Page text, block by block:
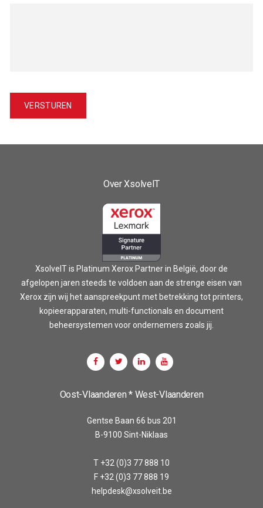
Over XsolveIT
XsolveIT is Platinum Xerox Partner in België, door de
afgelopen jaren steeds te voldoen aan de strenge eisen van
Xerox zijn wij het aanspreekpunt met betrekking tot printers,
kopieerapparaten, multi-functionals en document
beheersystemen voor ondernemers zoals jij.
Oost-Vlaanderen * West-Vlaanderen
Gentse Baan 66 bus 201
B-9100 Sint-Niklaas
T +32 (0)3 77 888 10
F +32 (0)3 77 888 19
helpdesk@xsolveit.be